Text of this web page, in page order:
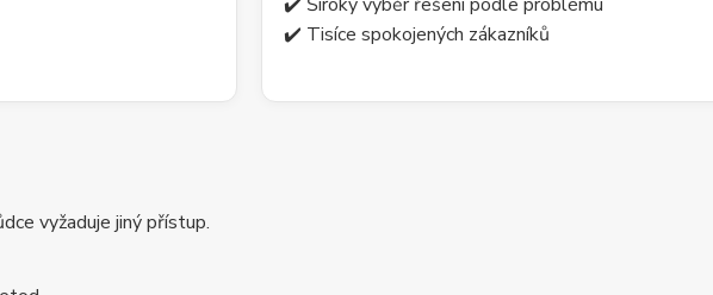
✔️ Tisíce spokojených zákazníků
vyžaduje jiný přístup.